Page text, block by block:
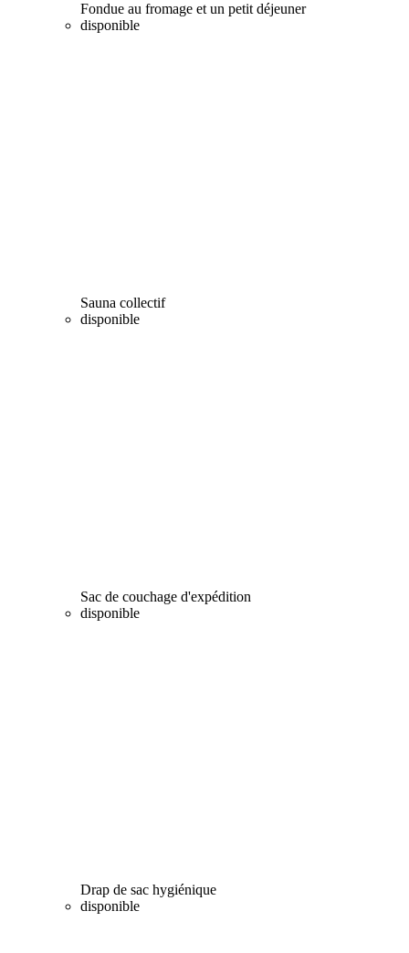
Fondue au fromage et un petit déjeuner
disponible
Sauna collectif
disponible
Sac de couchage d'expédition
disponible
Drap de sac hygiénique
disponible